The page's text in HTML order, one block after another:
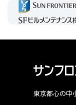
東京都心の中